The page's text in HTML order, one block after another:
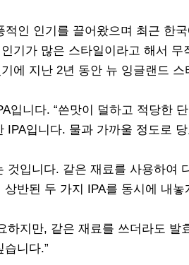
인 인기를 끌어왔으며 최근 한
기가 많은 스타일이라고 해서 무
에 지난 2년 동안 뉴 잉글랜드 스
입니다. “쓴맛이 덜하고 적당한
입니다. 물과 가까울 정도로
입니다. 같은 재료를 사용하여
반된 두 가지 IPA를 동시에 내놓
하지만, 같은 재료를 쓰더라도 발
니다.”